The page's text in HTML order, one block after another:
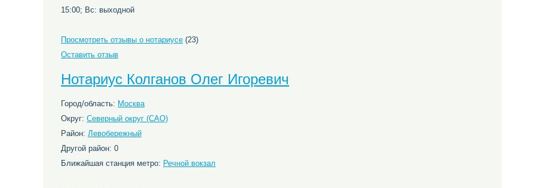
15:00; Вс: выходной
Просмотреть отзывы о нотариусе (23)
Оставить отзыв
Нотариус Колганов Олег Игоревич
Город/область: Москва
Округ: Северный округ (САО)
Район: Левобережный
Другой район: 0
Ближайшая станция метро: Речной вокзал